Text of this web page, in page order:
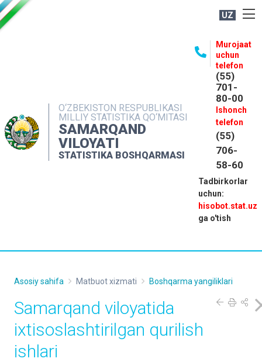
UZ
O‘ZBEKISTON RESPUBLIKASI
MILLIY STATISTIKA QO‘MITASI
SAMARQAND
VILOYATI
STATISTIKA BOSHQARMASI
Murojaat
uchun
telefon
(55)
701-
80-00
Ishonch
telefon
(55)
706-
58-60
Tadbirkorlar
uchun:
hisobot.stat.uz
ga o'tish
MATBUOT XIZMATI
MUROJAATLAR
KONTAKTLAR
Asosiy sahifa Matbuot xizmati Boshqarma yangiliklari
Samarqand viloyatida
ixtisoslashtirilgan qurilish
ishlari